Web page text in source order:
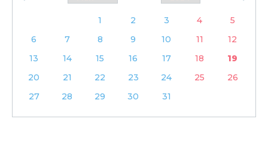
1 2 3 4
5
6
7 8 9 10 11
12
13
14 15 16 17 18
19
20
21 22 23 24 25
26
27
28 29 30 31